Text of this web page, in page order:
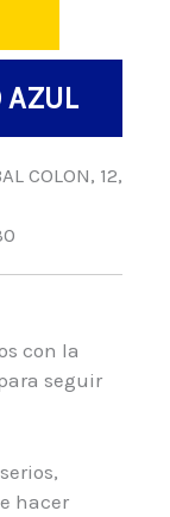
COLON, 12,
con la
seguir
hacer